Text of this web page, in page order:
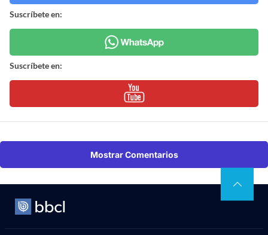
Suscríbete en:
Suscríbete en:
Mostrar Comentarios